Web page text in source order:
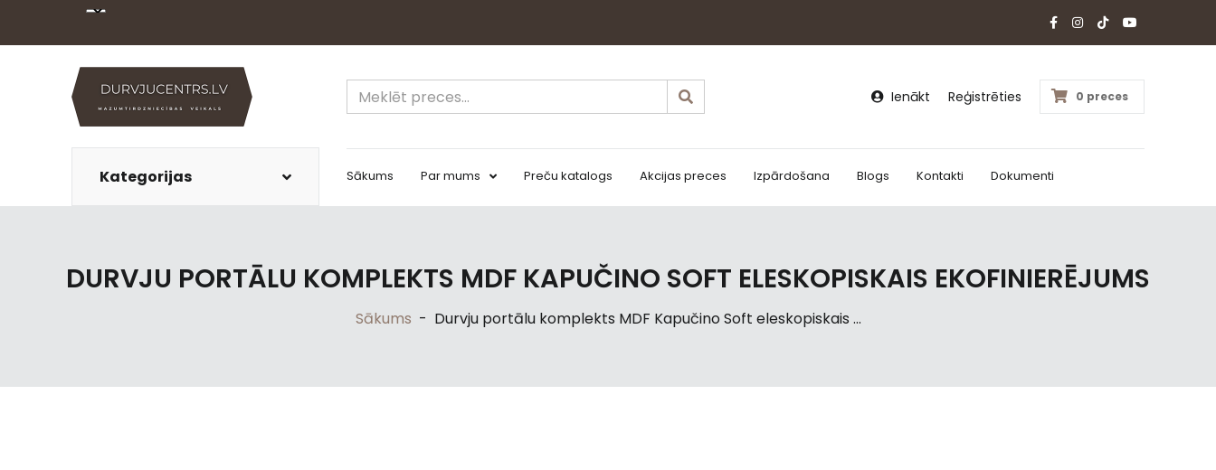
Ienākt Reģistrēties 0 preces
Kategorijas Sākums Par mums Preču katalogs Akcijas preces Izpārdošana Blogs Kontakti Dokumenti
DURVJU PORTĀLU KOMPLEKTS MDF KAPUČINO SOFT ELESKOPISKAIS EKOFINIERĒJUMS
Sākums - Durvju portālu komplekts MDF Kapučino Soft eleskopiskais ...